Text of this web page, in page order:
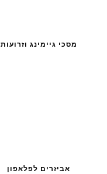
מסכי גיימינג וזרועות
אביזרים לפלאפון